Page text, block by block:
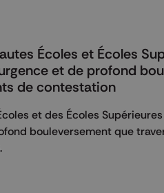
Écoles et Écoles
et de profond
de contestation
et des Écoles
bouleversement que